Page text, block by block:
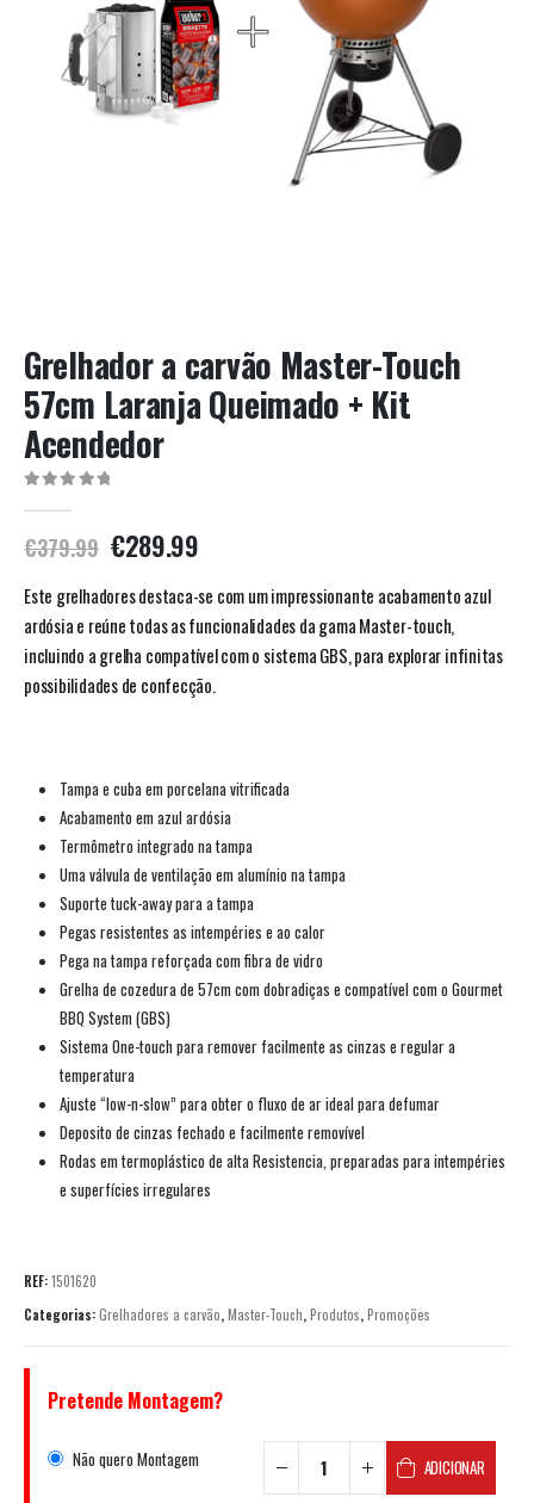
Grelhador a carvão Master-Touch
57cm Laranja Queimado + Kit
Acendedor
€379.99 €289.99
Este grelhadores destaca-se com um impressionante acabamento azul
ardósia e reúne todas as funcionalidades da gama Master-touch,
incluindo a grelha compatível com o sistema GBS, para explorar infinitas
possibilidades de confecção.
Tampa e cuba em porcelana vitrificada
Acabamento em azul ardósia
Termômetro integrado na tampa
Uma válvula de ventilação em alumínio na tampa
Suporte tuck-away para a tampa
Pegas resistentes as intempéries e ao calor
Pega na tampa reforçada com fibra de vidro
Grelha de cozedura de 57cm com dobradiças e compatível com o Gourmet
BBQ System (GBS)
Sistema One-touch para remover facilmente as cinzas e regular a
temperatura
Ajuste “low-n-slow” para obter o fluxo de ar ideal para defumar
Deposito de cinzas fechado e facilmente removível
Rodas em termoplástico de alta Resistencia, preparadas para intempéries
e superfícies irregulares
REF:1501620
Categorias:Grelhadores a carvão,Master-Touch,Produtos,Promoções
Pretende Montagem?
Não quero Montagem ADICIONAR